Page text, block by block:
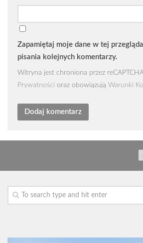
Zapamiętaj moje dane w tej
pisania kolejnych komentarzy.
Witryna jest chroniona przez
Prywatności oraz obowiązują Warunki